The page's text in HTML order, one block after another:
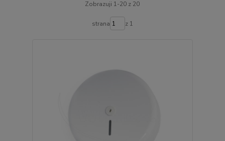
Zobrazuji 1-20 z 20
strana z 1